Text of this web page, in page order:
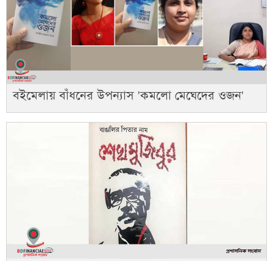
বইমেলায় বাঁধনের উপন্যাস 'কমলো মেঘেদের ওজন'